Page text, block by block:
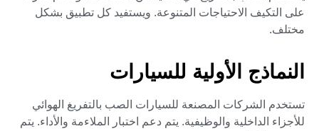
على التكيف الاحتياجات المتنوعة. ويستفيد كل تطبيق بشكل
مختلف.
النماذج الأولية للسيارات
تستخدم الشركات المصنعة للسيارات الصب بالتفريغ الهوائي
للأجزاء الداخلية والوظيفية. يتم دعم اختبار الملاءمة والأداء. يتم